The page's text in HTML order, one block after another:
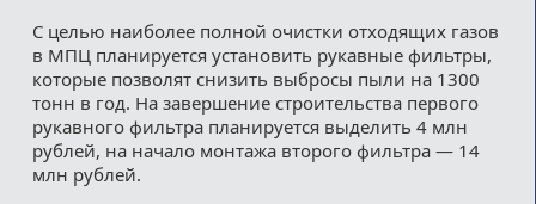
С целью наиболее полной очистки отходящих газов
в МПЦ планируется установить рукавные фильтры,
которые позволят снизить выбросы пыли на 1300
тонн в год. На завершение строительства первого
рукавного фильтра планируется выделить 4 млн
рублей, на начало монтажа второго фильтра — 14
млн рублей.